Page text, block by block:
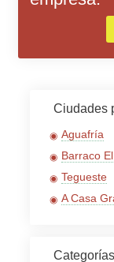
Ciudades
Aguafría
Barraco El
Tegueste
A Casa